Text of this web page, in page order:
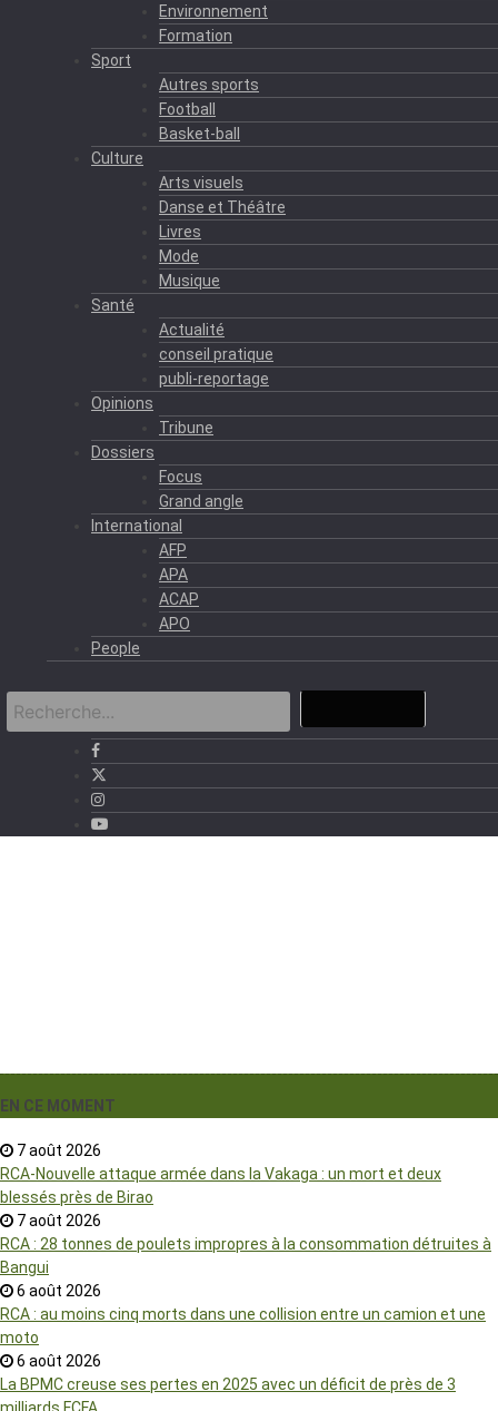
Environnement
Formation
Sport
Autres sports
Football
Basket-ball
Culture
Arts visuels
Danse et Théâtre
Livres
Mode
Musique
Santé
Actualité
conseil pratique
publi-reportage
Opinions
Tribune
Dossiers
Focus
Grand angle
International
AFP
APA
ACAP
APO
People
EN CE MOMENT
7 août 2026
RCA-Nouvelle attaque armée dans la Vakaga : un mort et deux
blessés près de Birao
7 août 2026
RCA : 28 tonnes de poulets impropres à la consommation détruites à
Bangui
6 août 2026
RCA : au moins cinq morts dans une collision entre un camion et une
moto
6 août 2026
La BPMC creuse ses pertes en 2025 avec un déficit de près de 3